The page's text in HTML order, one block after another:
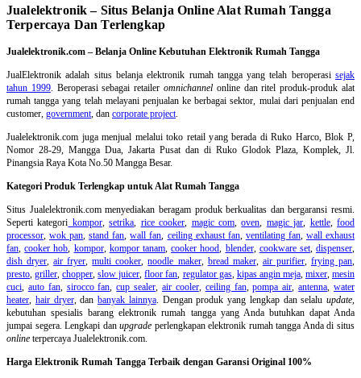
Jualelektronik – Situs Belanja Online Alat Rumah Tangga
Terpercaya Dan Terlengkap
Jualelektronik.com – Belanja Online Kebutuhan Elektronik Rumah Tangga
JualElektronik adalah situs belanja elektronik rumah tanggayang telah beroperasisejak
tahun 1999. Beroperasi sebagai retaileromnichannel online dan ritel produk-produk alat
rumah tangga yang telah melayani penjualan ke berbagai sektor, mulai dari penjualan end
customer, government , dan corporate project
Jualelektronik.com juga menjual melalui toko retail yang berada di Ruko Harco, Blok P,
Nomor 28-29, Mangga Dua, Jakarta Pusat dan di Ruko Glodok Plaza, Komplek, Jl.
Pinangsia Raya Kota No.50 Mangga Besar.
Kategori Produk Terlengkap untuk Alat Rumah Tangga
Situs Jualelektronik.com menyediakan beragam produk berkualitas dan bergaransi resmi.
Seperti kategori kompor,setrika rice cooker magic com,oven magic jar kettle,food
processor ,wok pan ,stand fan ,wall fan ceiling exhaust fan, ventilating fan, wall exhaust
fan ,cooker hob kompor, kompor tanam,cooker hood blender, cookware set,dispenser
dish dryer ,air fryer ,multi cooker ,noodle maker, bread maker, air purifier, frying pan
presto ,griller ,chopper ,slow juicer ,floor fan regulator gas, kipas angin meja, mixer,mesin
cuci auto fan, sirocco fan ,cup sealer ,air cooler, ceiling fan,pompa air ,antenna ,water
heater hair dryer, dan banyak lainnya. Dengan produk yang lengkap dan selalu update
kebutuhan spesialis barang elektronik rumah tangga yang Anda butuhkan dapat Anda
jumpai segera. Lengkapi danupgrade perlengkapan elektronik rumah tangga Anda di situs
online terpercaya Jualelektronik.com.
Harga Elektronik Rumah Tangga Terbaik dengan Garansi Original 100%